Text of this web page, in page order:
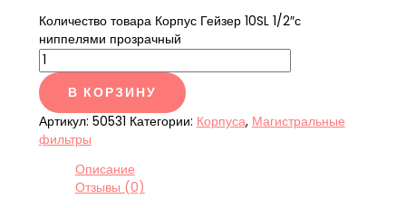
Количество товара Корпус Гейзер 10SL 1/2″с
ниппелями прозрачный
В КОРЗИНУ
Артикул: 50531 Категории: Корпуса, Магистральные
фильтры
Описание
Отзывы (0)